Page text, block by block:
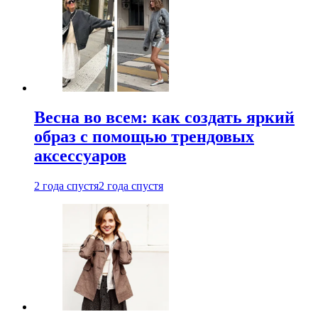
Весна во всем: как создать яркий
образ с помощью трендовых
аксессуаров
2 года спустя2 года спустя